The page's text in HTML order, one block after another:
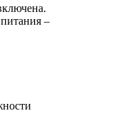
–